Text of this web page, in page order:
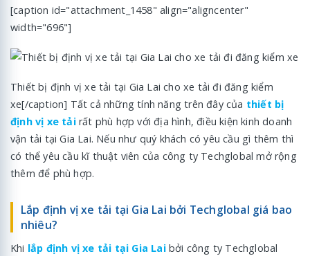
[caption id="attachment_1458" align="aligncenter"
width="696"]
Thiết bị định vị xe tải tại Gia Lai cho xe tải đi đăng kiểm
xe[/caption] Tất cả những tính năng trên đây của thiết bị
định vị xe tảirất phù hợp với địa hình, điều kiện kinh doanh
vận tải tại Gia Lai. Nếu như quý khách có yêu cầu gì thêm thì
có thể yêu cầu kĩ thuật viên của công ty Techglobal mở rộng
thêm để phù hợp.
Lắp định vị xe tải tại Gia Lai bởi Techglobal giá bao
nhiêu?
Khi lắp định vị xe tải tại Gia Lai bởi công ty Techglobal